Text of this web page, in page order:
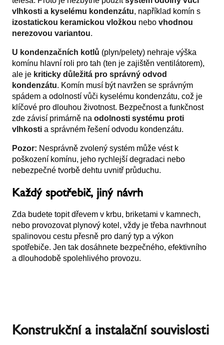
vlhkosti a kyselému kondenzátu, například komín s
izostatickou keramickou vložkou nebo vhodnou
nerezovou variantou.
U kondenzačních kotlů (plyn/pelety) nehraje výška
komínu hlavní roli pro tah (ten je zajištěn ventilátorem),
ale je kriticky důležitá pro správný odvod
kondenzátu. Komín musí být navržen se správným
spádem a odolností vůči kyselému kondenzátu, což je
klíčové pro dlouhou životnost. Bezpečnost a funkčnost
zde závisí primárně na odolnosti systému proti
vlhkosti a správném řešení odvodu kondenzátu.
Pozor: Nesprávně zvolený systém může vést k
poškození komínu, jeho rychlejší degradaci nebo
nebezpečné tvorbě dehtu uvnitř průduchu.
Každý spotřebič, jiný návrh
Zda budete topit dřevem v krbu, briketami v kamnech,
nebo provozovat plynový kotel, vždy je třeba navrhnout
spalinovou cestu přesně pro daný typ a výkon
spotřebiče. Jen tak dosáhnete bezpečného, efektivního
a dlouhodobě spolehlivého provozu.
Konstrukční a instalační souvislosti